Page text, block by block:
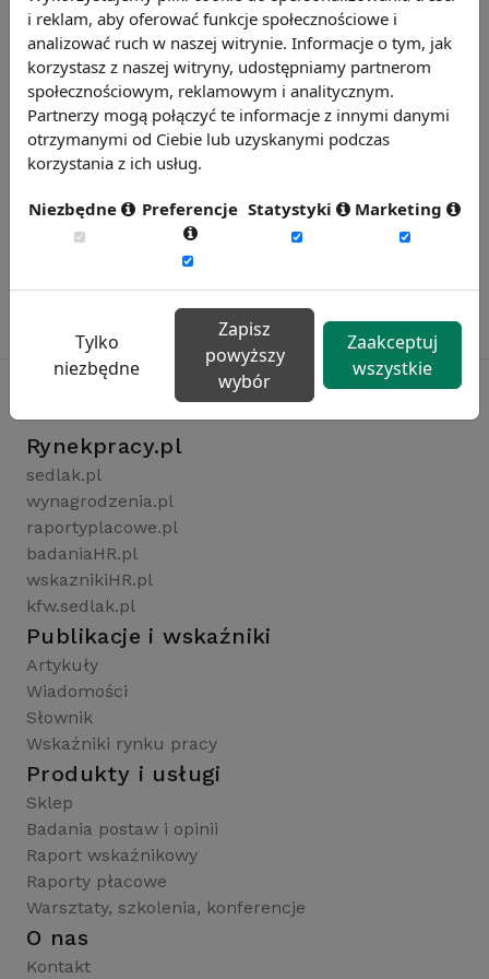
Chcesz wiedzieć więcej?
Zobacz więcej wiadomości
Rynekpracy.pl
sedlak.pl
wynagrodzenia.pl
raportyplacowe.pl
badaniaHR.pl
wskaznikiHR.pl
kfw.sedlak.pl
Publikacje i wskaźniki
Artykuły
Wiadomości
Słownik
Wskaźniki rynku pracy
Produkty i usługi
Sklep
Badania postaw i opinii
Raport wskaźnikowy
Raporty płacowe
Warsztaty, szkolenia, konferencje
O nas
Kontakt
i reklam, aby oferować funkcje społecznościowe i
analizować ruch w naszej witrynie. Informacje o tym, jak
korzystasz z naszej witryny, udostępniamy partnerom
społecznościowym, reklamowym i analitycznym.
Partnerzy mogą połączyć te informacje z innymi danymi
otrzymanymi od Ciebie lub uzyskanymi podczas
korzystania z ich usług.
Niezbędne Preferencje Statystyki Marketing
Tylko
niezbędne
Zapisz
powyższy
wybór
Zaakceptuj
wszystkie